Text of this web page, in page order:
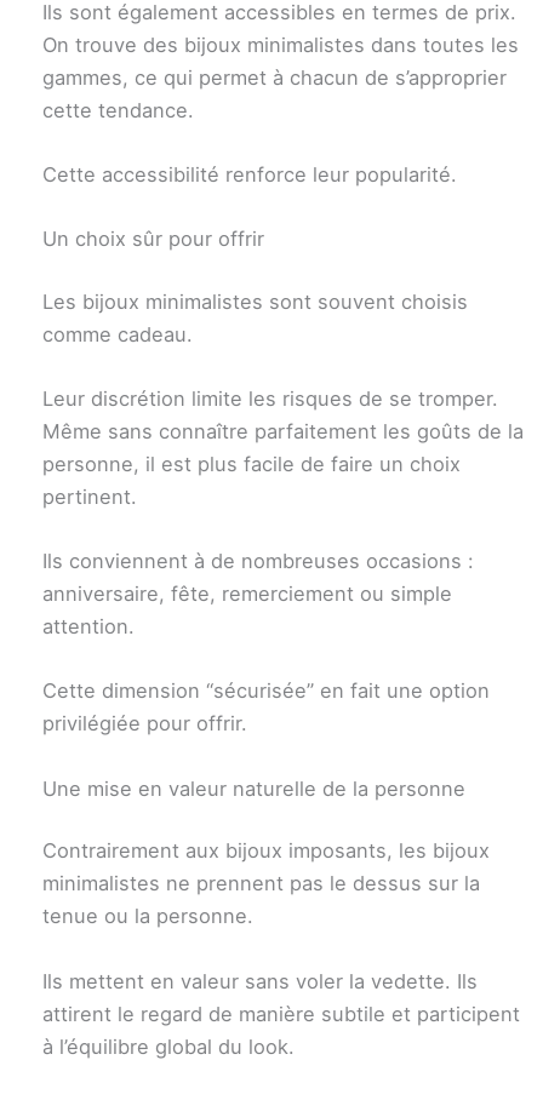
Ils sont également accessibles en termes de prix.
On trouve des bijoux minimalistes dans toutes les
gammes, ce qui permet à chacun de s’approprier
cette tendance.
Cette accessibilité renforce leur popularité.
Un choix sûr pour offrir
Les bijoux minimalistes sont souvent choisis
comme cadeau.
Leur discrétion limite les risques de se tromper.
Même sans connaître parfaitement les goûts de la
personne, il est plus facile de faire un choix
pertinent.
Ils conviennent à de nombreuses occasions :
anniversaire, fête, remerciement ou simple
attention.
Cette dimension “sécurisée” en fait une option
privilégiée pour offrir.
Une mise en valeur naturelle de la personne
Contrairement aux bijoux imposants, les bijoux
minimalistes ne prennent pas le dessus sur la
tenue ou la personne.
Ils mettent en valeur sans voler la vedette. Ils
attirent le regard de manière subtile et participent
à l’équilibre global du look.